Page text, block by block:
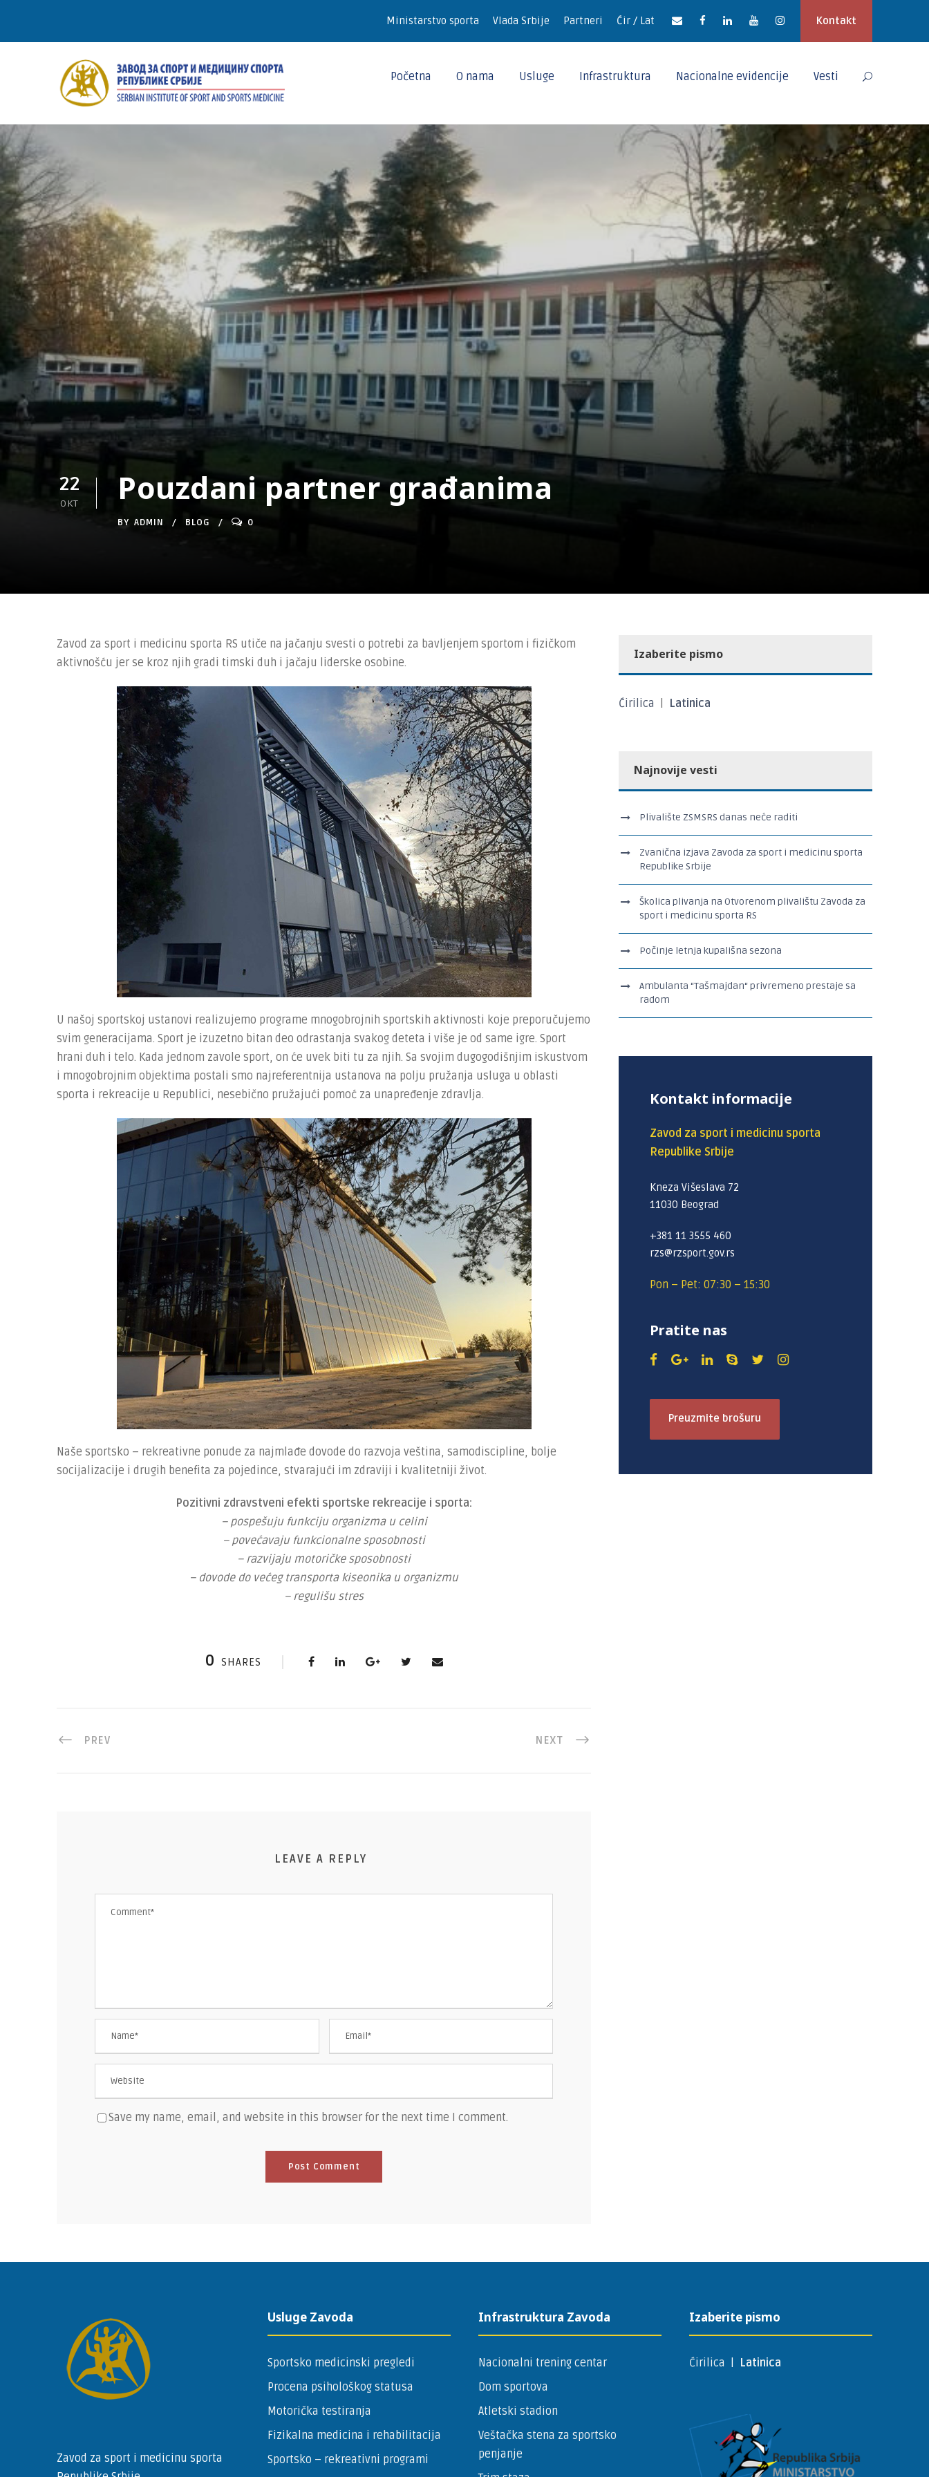
Ministarstvo sporta Vlada Srbije Partneri Ćir / Lat Kontakt
Početna O nama Usluge Infrastruktura Nacionalne evidencije Vesti
22
OKT Pouzdani partner građanima
BY ADMIN BLOG 0
Zavod za sport i medicinu sporta RS utiče na jačanju svesti o potrebi za bavljenjem sportom i fizičkom
aktivnošću jer se kroz njih gradi timski duh i jačaju liderske osobine.
U našoj sportskoj ustanovi realizujemo programe mnogobrojnih sportskih aktivnosti koje preporučujemo
svim generacijama. Sport je izuzetno bitan deo odrastanja svakog deteta i više je od same igre. Sport
hrani duh i telo. Kada jednom zavole sport, on će uvek biti tu za njih. Sa svojim dugogodišnjim iskustvom
i mnogobrojnim objektima postali smo najreferentnija ustanova na polju pružanja usluga u oblasti
sporta i rekreacije u Republici, nesebično pružajući pomoć za unapređenje zdravlja.
Naše sportsko – rekreativne ponude za najmlađe dovode do razvoja veština, samodiscipline, bolje
socijalizacije i drugih benefita za pojedince, stvarajući im zdraviji i kvalitetniji život.
Pozitivni zdravstveni efekti sportske rekreacije i sporta:
– pospešuju funkciju organizma u celini
– povećavaju funkcionalne sposobnosti
– razvijaju motoričke sposobnosti
– dovode do većeg transporta kiseonika u organizmu
– regulišu stres
0 SHARES
PREV NEXT
LEAVE A REPLY
Save my name, email, and website in this browser for the next time I comment.
Izaberite pismo
Ćirilica Latinica
Najnovije vesti
Plivalište ZSMSRS danas neće raditi
Zvanična izjava Zavoda za sport i medicinu sporta
Republike Srbije
Školica plivanja na Otvorenom plivalištu Zavoda za
sport i medicinu sporta RS
Počinje letnja kupališna sezona
Ambulanta “Tašmajdan“ privremeno prestaje sa
radom
Kontakt informacije
Zavod za sport i medicinu sporta
Republike Srbije
Kneza Višeslava 72
11030 Beograd
+381 11 3555 460
rzs@rzsport.gov.rs
Pon – Pet: 07:30 – 15:30
Pratite nas
Preuzmite brošuru
Zavod za sport i medicinu sporta
Usluge Zavoda
Sportsko medicinski pregledi
Procena psihološkog statusa
Motorička testiranja
Fizikalna medicina i rehabilitacija
Sportsko – ­rekreativni programi
Infrastruktura Zavoda
Nacionalni trening centar
Dom sportova
Atletski stadion
Veštačka stena za sportsko
penjanje
Izaberite pismo
Ćirilica Latinica